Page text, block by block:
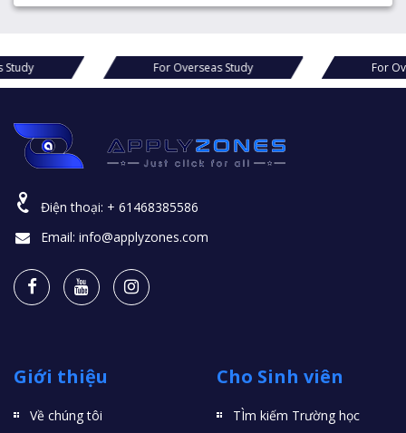
For Overseas Study For Overseas Study
Điện thoại: + 61468385586
Email: info@applyzones.com
Giới thiệu
Về chúng tôi
Cho Sinh viên
TÌm kiếm Trường học